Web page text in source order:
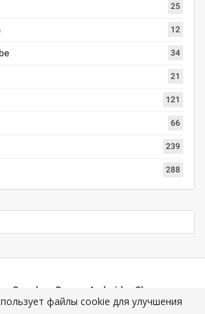
25
12
34
21
121
66
239
288
Google Docs Android
Chrome
Photos YouTube
файлы cookie для улучшения